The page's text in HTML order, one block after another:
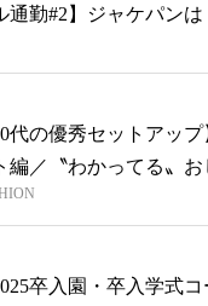
通勤#2】ジャケパン
代の優秀セットアッ
編／〝わかってる〟
卒入園・卒入学式